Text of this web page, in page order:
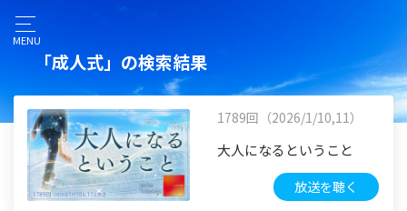
MENU
「成人式」の検索結果
1789回（2026/1/10,11）
大人になるということ
放送を聴く